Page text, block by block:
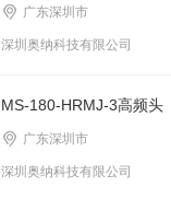
广东深圳市
深圳奥纳科技有限公司
MS-180-HRMJ-3高频头
广东深圳市
深圳奥纳科技有限公司